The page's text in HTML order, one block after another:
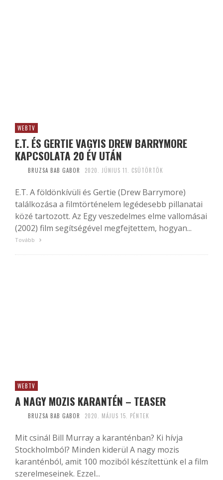
WEBTV
E.T. ÉS GERTIE VAGYIS DREW BARRYMORE
KAPCSOLATA 20 ÉV UTÁN
BRUZSA BAB GABOR 2020. JÚNIUS 11. CSÜTÖRTÖK
E.T. A földönkívüli és Gertie (Drew Barrymore)
találkozása a filmtörténelem legédesebb pillanatai
közé tartozott. Az Egy veszedelmes elme vallomásai
(2002) film segítségével megfejtettem, hogyan...
Tovább
WEBTV
A NAGY MOZIS KARANTÉN – TEASER
BRUZSA BAB GABOR 2020. MÁJUS 15. PÉNTEK
Mit csinál Bill Murray a karanténban? Ki hívja
Stockholmból? Minden kiderül A nagy mozis
karanténból, amit 100 moziból készítettünk el a film
szerelmeseinek. Ezzel...